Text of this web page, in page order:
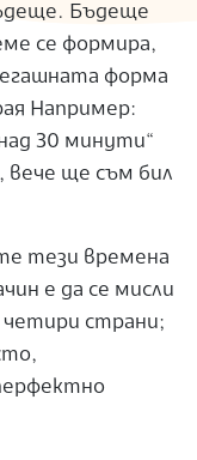
Бъдеще
се формира,
форма
Например:
30 минути“
вече ще съм бил
тези времена
е да се мисли
четири страни;